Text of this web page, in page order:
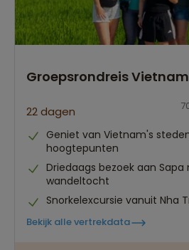
Groepsrondreis Vietnam
22 dagen
Geniet van Vietnam's
hoogtepunten
Driedaags bezoek aan
wandeltocht
Snorkelexcursie vanuit Nha
Bekijk alle vertrekdata